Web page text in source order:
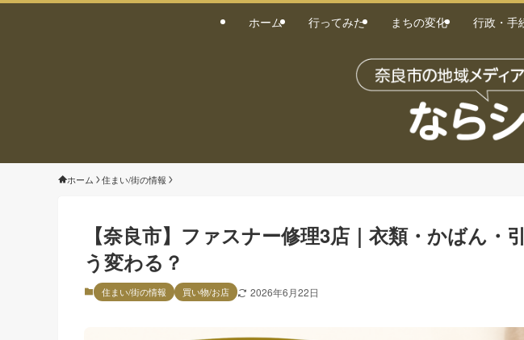
ホーム 行ってみた まちの変化 行政・手
ホーム 住まい/街の情報
【奈良市】ファスナー修理3店｜衣類・かばん・
う変わる？
住まい/街の情報 買い物/お店 2026年6月22日